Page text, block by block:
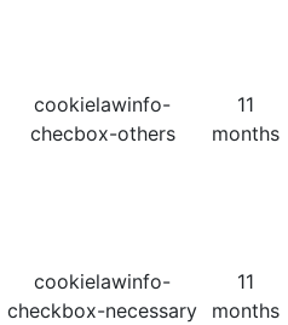
cookielawinfo-
checbox-others
11
months
cookielawinfo-
checkbox-necessary
11
months